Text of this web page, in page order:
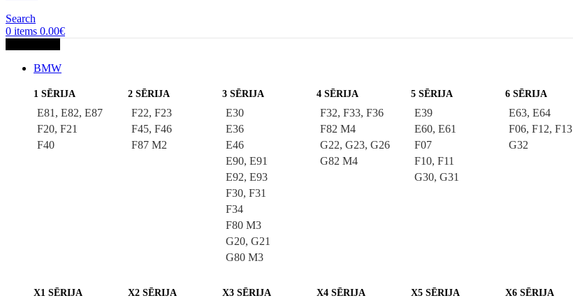
Search
0 items 0.00€
BMW
1 SĒRIJA
E81, E82, E87
F20, F21
F40
2 SĒRIJA
F22, F23
F45, F46
F87 M2
3 SĒRIJA
E30
E36
E46
E90, E91
E92, E93
F30, F31
F34
F80 M3
G20, G21
G80 M3
4 SĒRIJA
F32, F33, F36
F82 M4
G22, G23, G26
G82 M4
5 SĒRIJA
E39
E60, E61
F07
F10, F11
G30, G31
6 SĒRIJA
E63, E64
F06, F12, F13
G32
X1 SĒRIJA X2 SĒRIJA X3 SĒRIJA X4 SĒRIJA X5 SĒRIJA X6 SĒRIJA